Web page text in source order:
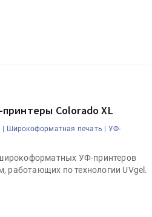
Colorado XL
| Широкоформатная печать | УФ-
УФ-принтеров
работающих по технологии UVgel.